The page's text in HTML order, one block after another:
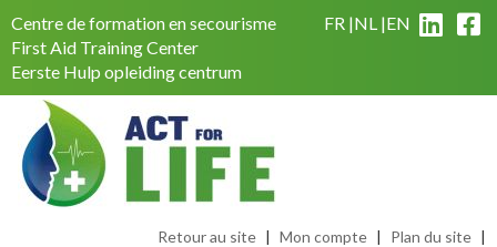
Centre de formation en secourisme
First Aid Training Center
Eerste Hulp opleiding centrum
FR NL EN
Retour au site | Mon compte | Plan du site |